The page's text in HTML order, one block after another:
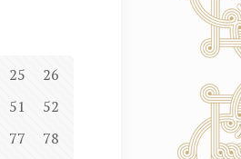
25
26
51
52
77
78